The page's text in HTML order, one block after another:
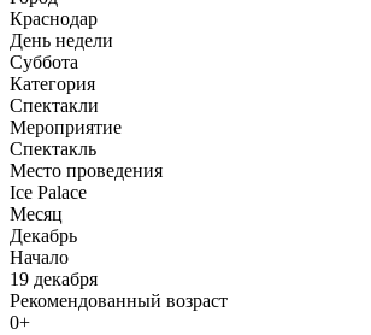
Краснодар
День недели
Суббота
Категория
Спектакли
Мероприятие
Спектакль
Место проведения
Ice Palace
Месяц
Декабрь
Начало
19 декабря
Рекомендованный возраст
0+